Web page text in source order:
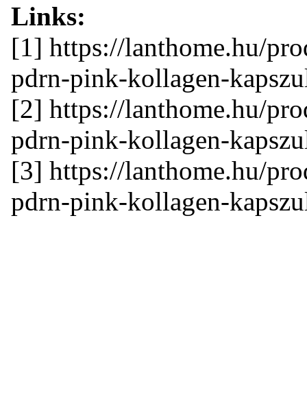
Links:
[1] https://lanthome.hu/
pdrn-pink-kollagen-
[2] https://lanthome.hu/
pdrn-pink-kollagen-
[3] https://lanthome.hu/
pdrn-pink-kollagen-